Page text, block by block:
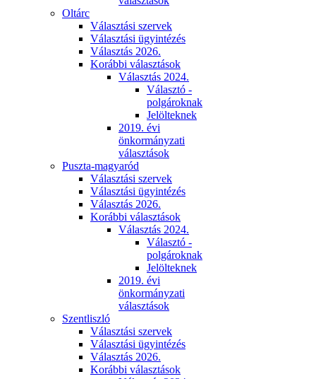
Oltárc
Választási szervek
Választási ügyintézés
Választás 2026.
Korábbi választások
Választás 2024.
Választó -
polgároknak
Jelölteknek
2019. évi
önkormányzati
választások
Puszta-magyaród
Választási szervek
Választási ügyintézés
Választás 2026.
Korábbi választások
Választás 2024.
Választó -
polgároknak
Jelölteknek
2019. évi
önkormányzati
választások
Szentliszló
Választási szervek
Választási ügyintézés
Választás 2026.
Korábbi választások